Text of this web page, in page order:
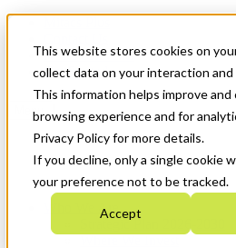
This website stores cookies on
collect data on your interaction and
This information helps improve and
browsing experience and for
Privacy Policy for more details.
If you decline, only a single cookie
your preference not to be tracked.
Accept
News & Events
Get Started
Menu
Who We Are
Strategic Plan 2026-2030